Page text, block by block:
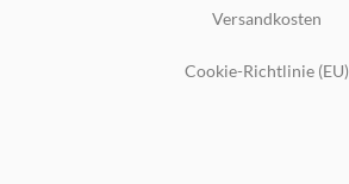
Versandkosten
Cookie-Richtlinie (EU)